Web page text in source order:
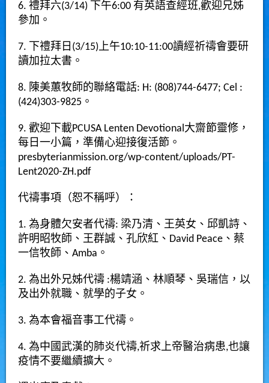
6. 禮拜六(3/14) 下午6:00 有英語查經班,歡迎兄姊
參加。
7. 下禮拜日(3/15)上午10:10-11:00讀經祈禱會要研
讀加拉太書。
8. 陳美蕙牧師的聯絡電話: H: (808)744-6477; Cel :
(424)303-9825。
9. 歡迎下載PCUSA Lenten Devotional大齋節靈修，
每日一小篇，準備心迎接復活節。
presbyterianmission.org/wp-content/uploads/PT-
Lent2020-ZH.pdf
代禱事項（恕不稱呼）：
1. 為身體欠安者代禱: 梁乃清、王英女、邱凱詩、
許明昭牧師、王群誠、孔欣紅、David Peace、蔡
一信牧師、Amba。
2. 為出外兄姊代禱 :楊靖涵、林順琴、吳瑞信，以
及出外就職、就學的子女。
3. 為本會福音事工代禱。
4. 為中國武漢的肺炎代禱,祈求上帝醫治病患,也讓
疫情不要繼續擴大。